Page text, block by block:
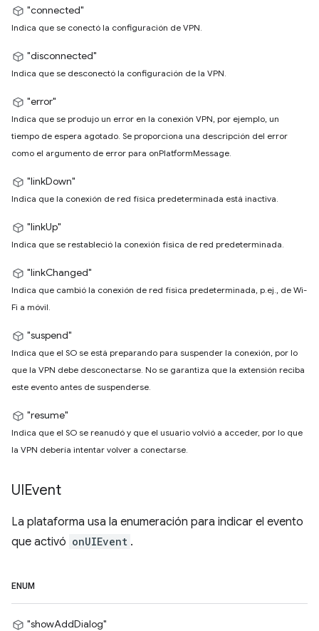
"connected"
Indica que se conectó la configuración de VPN.
"disconnected"
Indica que se desconectó la configuración de la VPN.
"error"
Indica que se produjo un error en la conexión VPN, por ejemplo, un
tiempo de espera agotado. Se proporciona una descripción del error
como el argumento de error para onPlatformMessage.
"linkDown"
Indica que la conexión de red física predeterminada está inactiva.
"linkUp"
Indica que se restableció la conexión física de red predeterminada.
"linkChanged"
Indica que cambió la conexión de red física predeterminada, p.ej., de Wi-
Fi a móvil.
"suspend"
Indica que el SO se está preparando para suspender la conexión, por lo
que la VPN debe desconectarse. No se garantiza que la extensión reciba
este evento antes de suspenderse.
"resume"
Indica que el SO se reanudó y que el usuario volvió a acceder, por lo que
la VPN debería intentar volver a conectarse.
UIEvent
La plataforma usa la enumeración para indicar el evento
que activó onUIEvent .
ENUM
"showAddDialog"